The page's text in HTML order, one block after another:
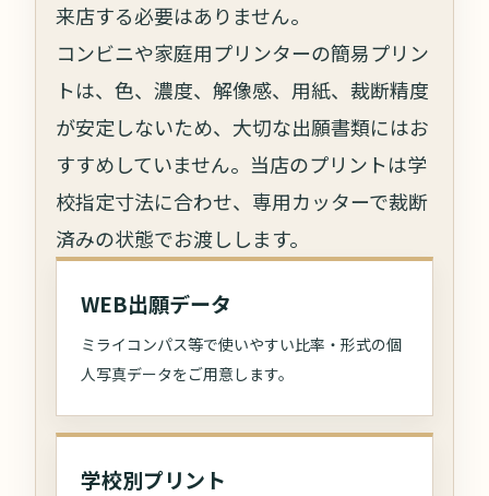
来店する必要はありません。
コンビニや家庭用プリンターの簡易プリン
トは、色、濃度、解像感、用紙、裁断精度
が安定しないため、大切な出願書類にはお
すすめしていません。当店のプリントは学
校指定寸法に合わせ、専用カッターで裁断
済みの状態でお渡しします。
WEB出願データ
ミライコンパス等で使いやすい比率・形式の個
人写真データをご用意します。
学校別プリント